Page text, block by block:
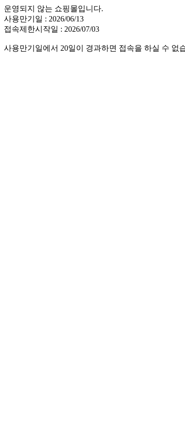
운영되지 않는 쇼핑몰입니다.
사용만기일 : 2026/06/13
접속제한시작일 : 2026/07/03
사용만기일에서 20일이 경과하면 접속을 하실 수 없